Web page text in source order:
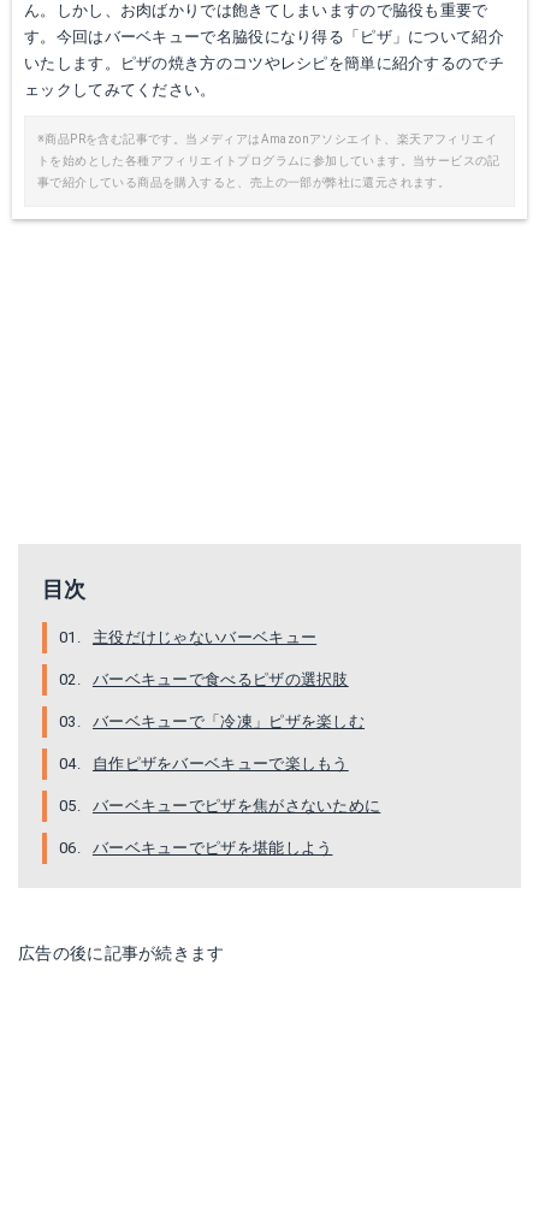
ん。しかし、お肉ばかりでは飽きてしまいますので脇役も重要で
す。今回はバーベキューで名脇役になり得る「ピザ」について紹介
いたします。ピザの焼き方のコツやレシピを簡単に紹介するのでチ
ェックしてみてください。
※商品PRを含む記事です。当メディアはAmazonアソシエイト、楽天アフィリエイ
トを始めとした各種アフィリエイトプログラムに参加しています。当サービスの記
事で紹介している商品を購入すると、売上の一部が弊社に還元されます。
目次
主役だけじゃないバーベキュー
バーベキューで食べるピザの選択肢
バーベキューで「冷凍」ピザを楽しむ
自作ピザをバーベキューで楽しもう
バーベキューでピザを焦がさないために
バーベキューでピザを堪能しよう
広告の後に記事が続きます